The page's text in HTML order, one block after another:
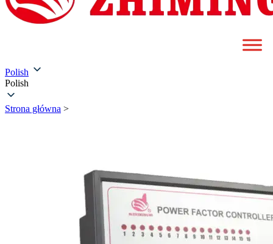
Polish
Polish
Strona główna >